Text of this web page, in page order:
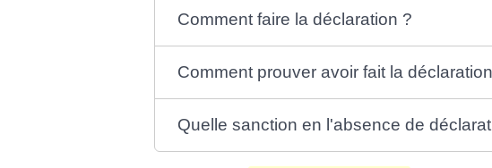
Comment faire la déclaration ?
Comment prouver avoir fait la
Quelle sanction en l'absence de